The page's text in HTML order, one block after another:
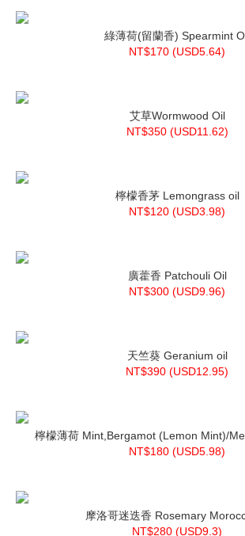
綠薄荷(留蘭香) Spearmint
NT$170 (USD5.64)
艾草Wormwood Oil
NT$350 (USD11.62)
檸檬香茅 Lemongrass oil
NT$120 (USD3.98)
廣藿香 Patchouli Oil
NT$300 (USD9.96)
天竺葵 Geranium oil
NT$390 (USD12.95)
檸檬薄荷 Mint,Bergamot (Lemon Mint)/
NT$180 (USD5.98)
摩洛哥迷迭香 Rosemary
NT$280 (USD9.3)